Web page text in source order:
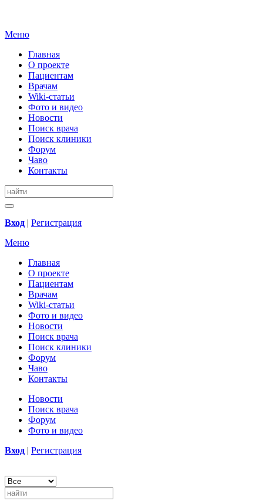
Меню
Главная
О проекте
Пациентам
Врачам
Wiki-статьи
Фото и видео
Новости
Поиск врача
Поиск клиники
Форум
Чаво
Контакты
Вход | Регистрация
Меню
Главная
О проекте
Пациентам
Врачам
Wiki-статьи
Фото и видео
Новости
Поиск врача
Поиск клиники
Форум
Чаво
Контакты
Новости
Поиск врача
Форум
Фото и видео
Вход | Регистрация